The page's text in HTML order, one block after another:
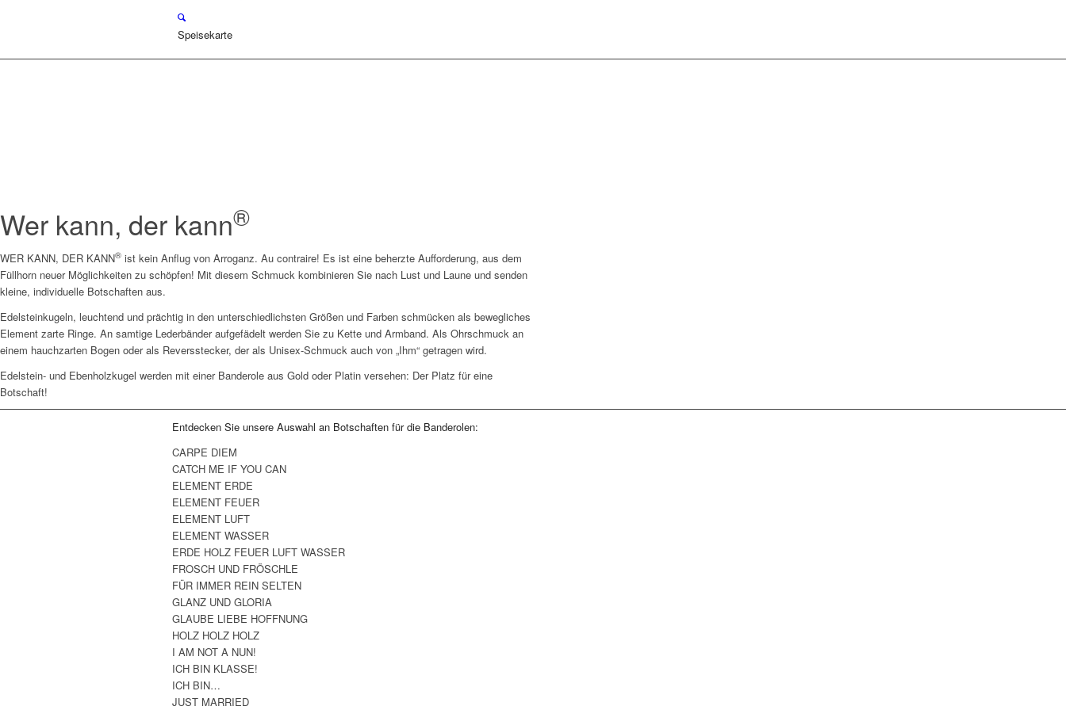
Speisekarte
Wer kann, der kann®
WER KANN, DER KANN® ist kein Anflug von Arroganz. Au contraire! Es ist eine beherzte Aufforderung, aus dem
Füllhorn neuer Möglichkeiten zu schöpfen! Mit diesem Schmuck kombinieren Sie nach Lust und Laune und senden
kleine, individuelle Botschaften aus.
Edelsteinkugeln, leuchtend und prächtig in den unterschiedlichsten Größen und Farben schmücken als bewegliches
Element zarte Ringe. An samtige Lederbänder aufgefädelt werden Sie zu Kette und Armband. Als Ohrschmuck an
einem hauchzarten Bogen oder als Reversstecker, der als Unisex-Schmuck auch von „Ihm“ getragen wird.
Edelstein- und Ebenholzkugel werden mit einer Banderole aus Gold oder Platin versehen: Der Platz für eine
Botschaft!
Entdecken Sie unsere Auswahl an Botschaften für die Banderolen:
CARPE DIEM
CATCH ME IF YOU CAN
ELEMENT ERDE
ELEMENT FEUER
ELEMENT LUFT
ELEMENT WASSER
ERDE HOLZ FEUER LUFT WASSER
FROSCH UND FRÖSCHLE
FÜR IMMER REIN SELTEN
GLANZ UND GLORIA
GLAUBE LIEBE HOFFNUNG
HOLZ HOLZ HOLZ
I AM NOT A NUN!
ICH BIN KLASSE!
ICH BIN…
JUST MARRIED